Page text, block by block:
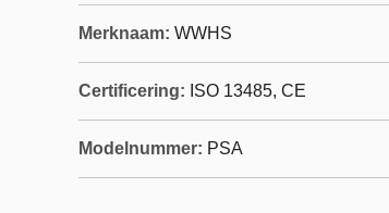
Merknaam: WWHS
Certificering: ISO 13485, CE
Modelnummer: PSA